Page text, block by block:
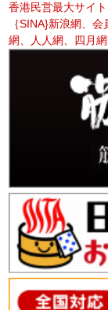
香港民営最大サイ
｛SINA}新浪網、
網、人人網、四月